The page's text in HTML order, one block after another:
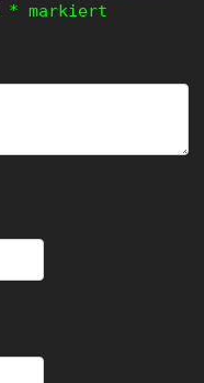
* markiert